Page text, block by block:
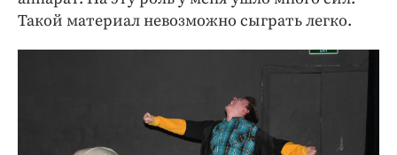
Такой материал невозможно сыграть легко.